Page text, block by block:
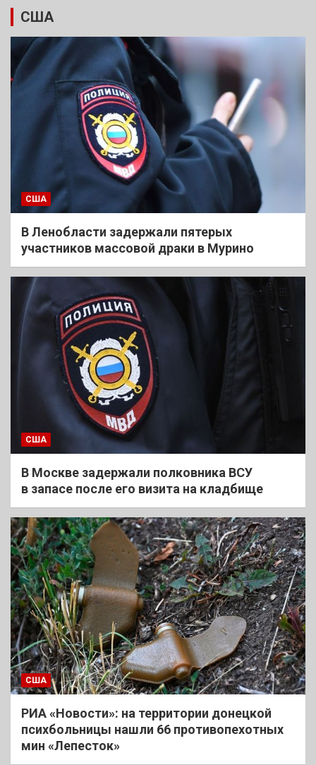
США
США
В Ленобласти задержали пятерых
участников массовой драки в Мурино
США
В Москве задержали полковника ВСУ
в запасе после его визита на кладбище
США
РИА «Новости»: на территории донецкой
психбольницы нашли 66 противопехотных
мин «Лепесток»